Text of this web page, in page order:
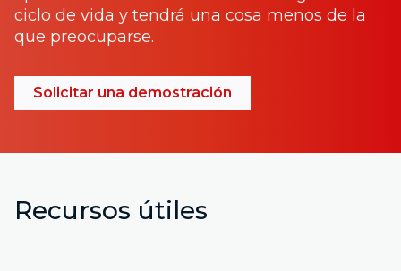
ciclo de vida y tendrá una cosa menos de la
que preocuparse.
Solicitar una demostración
Recursos útiles